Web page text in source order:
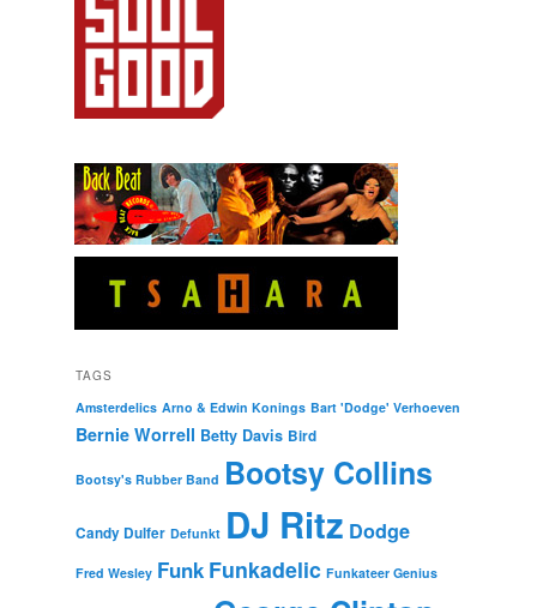
TAGS
Amsterdelics Arno & Edwin Konings Bart 'Dodge' Verhoeven
Bernie Worrell Betty Davis Bird
Bootsy's Rubber Band Bootsy Collins
Candy Dulfer Defunkt DJ Ritz Dodge
Fred Wesley Funk Funkadelic Funkateer Genius